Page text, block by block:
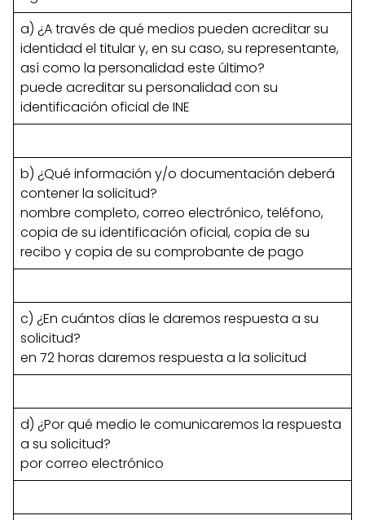
a) ¿A través de qué medios pueden acreditar su
identidad el titular y, en su caso, su representante,
así como la personalidad este último?
puede acreditar su personalidad con su
identificación oficial de INE
b) ¿Qué información y/o documentación deberá
contener la solicitud?
nombre completo, correo electrónico, teléfono,
copia de su identificación oficial, copia de su
recibo y copia de su comprobante de pago
c) ¿En cuántos días le daremos respuesta a su
solicitud?
en 72 horas daremos respuesta a la solicitud
d) ¿Por qué medio le comunicaremos la respuesta
a su solicitud?
por correo electrónico